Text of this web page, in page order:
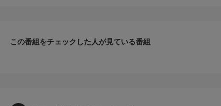
この番組をチェックした人が見ている番組